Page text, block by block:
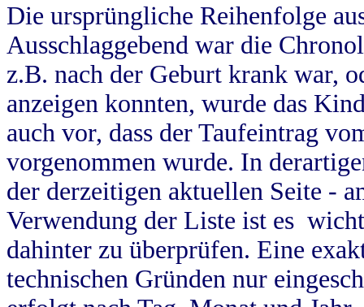
Die ursprüngliche Reihenfolge
Ausschlaggebend war die
z.B. nach der Geburt krank war,
anzeigen konnten, wurde das
auch vor, dass der Taufeintrag
vorgenommen wurde. In
der derzeitigen aktuellen Seite -
Verwendung der Liste ist es
dahinter zu überprüfen. Eine
technischen Gründen nur